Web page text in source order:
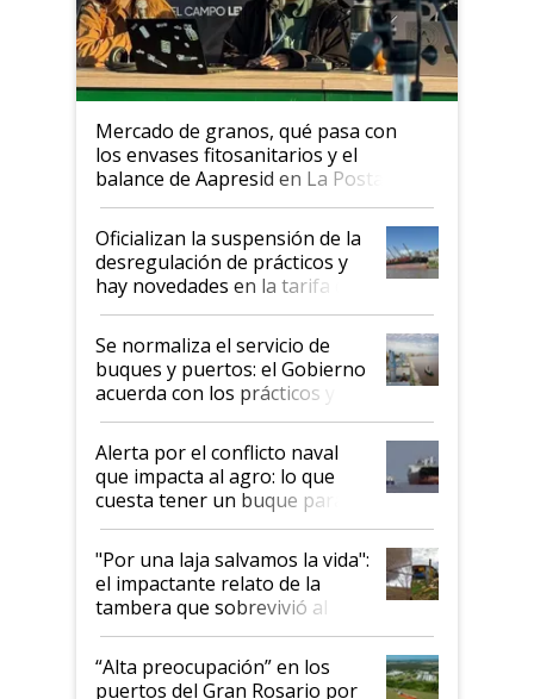
Mercado de granos, qué pasa con
los envases fitosanitarios y el
balance de Aapresid en La Posta
Oficializan la suspensión de la
desregulación de prácticos y
hay novedades en la tarifa de
la hidrovía
Se normaliza el servicio de
buques y puertos: el Gobierno
acuerda con los prácticos y
suspende el decreto de
desregulación
Alerta por el conflicto naval
que impacta al agro: lo que
cuesta tener un buque parado
y el peligro de que Argentina
pase a ser "país sucio"
"Por una laja salvamos la vida":
el impactante relato de la
tambera que sobrevivió al
tornado
“Alta preocupación” en los
puertos del Gran Rosario por